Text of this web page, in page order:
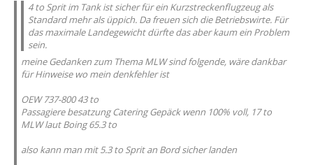
4 to Sprit im Tank ist sicher für ein Kurzstreckenflugzeug als
Standard mehr als üppich. Da freuen sich die Betriebswirte. Für
das maximale Landegewicht dürfte das aber kaum ein Problem
sein.
meine Gedanken zum Thema MLW sind folgende, wäre dankbar
für Hinweise wo mein denkfehler ist
OEW 737-800 43 to
Passagiere besatzung Catering Gepäck wenn 100% voll, 17 to
MLW laut Boing 65.3 to
also kann man mit 5.3 to Sprit an Bord sicher landen